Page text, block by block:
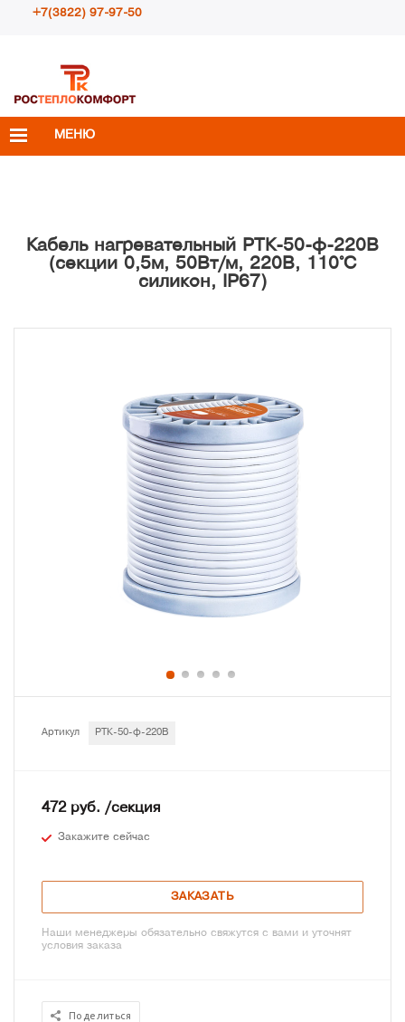
+7(3822) 97-97-50
info@rosteplokomfort.ru
МЕНЮ
Кабель нагревательный РТК-50-ф-220В
(секции 0,5м, 50Вт/м, 220В, 110°С
силикон, IP67)
Артикул РТК-50-ф-220В
472 руб. /секция
Закажите сейчас
ЗАКАЗАТЬ
Наши менеджеры обязательно свяжутся с вами и уточнят
условия заказа
Поделиться